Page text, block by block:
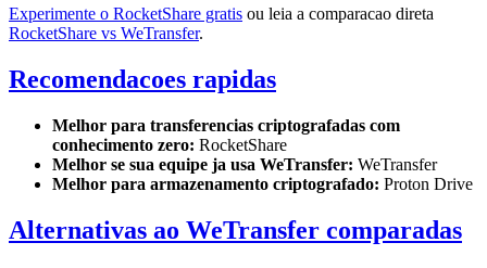
Experimente o RocketShare gratis ou leia a comparacao direta
RocketShare vs WeTransfer.
Recomendacoes rapidas
Melhor para transferencias criptografadas com
conhecimento zero: RocketShare
Melhor se sua equipe ja usa WeTransfer: WeTransfer
Melhor para armazenamento criptografado: Proton Drive
Alternativas ao WeTransfer comparadas